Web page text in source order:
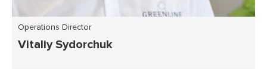
Operations Director
Vitaliy Sydorchuk